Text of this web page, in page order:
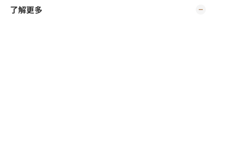
了解更多